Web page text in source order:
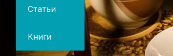
Статьи
Книги